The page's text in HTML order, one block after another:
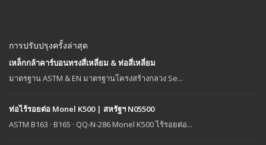
การปรับปรุงครั้งล่าสุด
เหล็กกล้าคาร์บอนทรงสี่เหลี่ยม & ท่อสี่เหลี่ยม
มาตรฐาน ASTM & EN มาตรฐานโครงสร้างกลวง Se...
ท่อไร้รอยต่อ Monel K500 | สหรัฐฯ N05500
ASTM B163 · B165 · QQ-N-286 Monel K500 ไร้รอยต่อ...